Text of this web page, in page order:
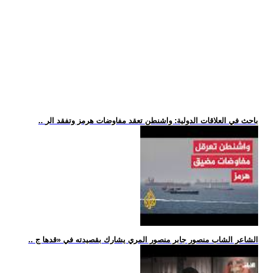
.. باحث في العلاقات الدولية: واشنطن تعقد مفاوضات هرمز وتفقد الر
.. الشاعر الشاب منصور جابر منصور المري يشارك بقصيدته في «قدها ج